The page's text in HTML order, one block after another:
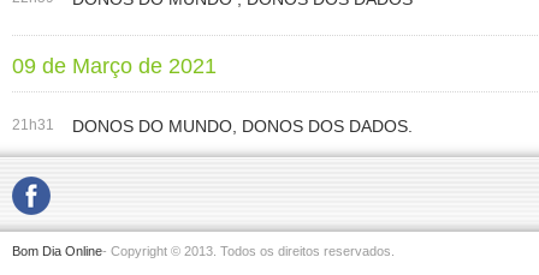
09 de Março de 2021
21h31 DONOS DO MUNDO, DONOS DOS DADOS.
Bom Dia Online- Copyright © 2013. Todos os direitos reservados.